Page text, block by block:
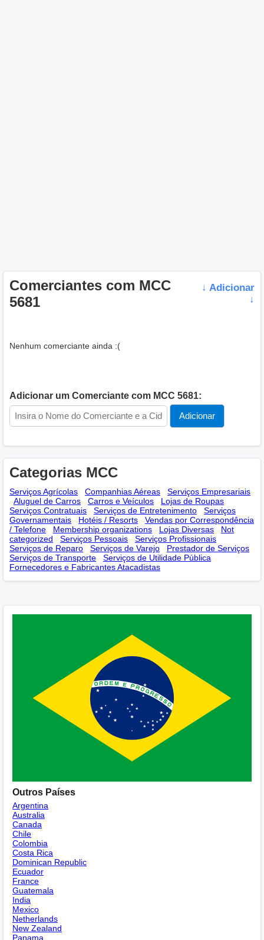
Comerciantes com MCC
5681
↓ Adicionar
↓
Nenhum comerciante ainda :(
Adicionar um Comerciante com MCC 5681:
Categorias MCC
Serviços Agrícolas Companhias Aéreas
Serviços Empresariais
Aluguel de Carros
Carros e Veículos
Lojas de Roupas
Serviços Contratuais
Serviços de Entretenimento
Serviços
Governamentais
Hotéis / Resorts
Vendas por Correspondência
/ Telefone
Membership оrganizations Lojas Diversas
Not
categorized
Serviços Pessoais
Serviços Profissionais
Serviços de Reparo
Serviços de Varejo
Prestador de Serviços
Serviços de Transporte
Serviços de Utilidade Pública
Fornecedores e Fabricantes Atacadistas
Outros Países
Argentina
Australia
Canada
Chile
Colombia
Costa Rica
Dominican Republic
Ecuador
France
Guatemala
India
Mexico
Netherlands
New Zealand
Panama